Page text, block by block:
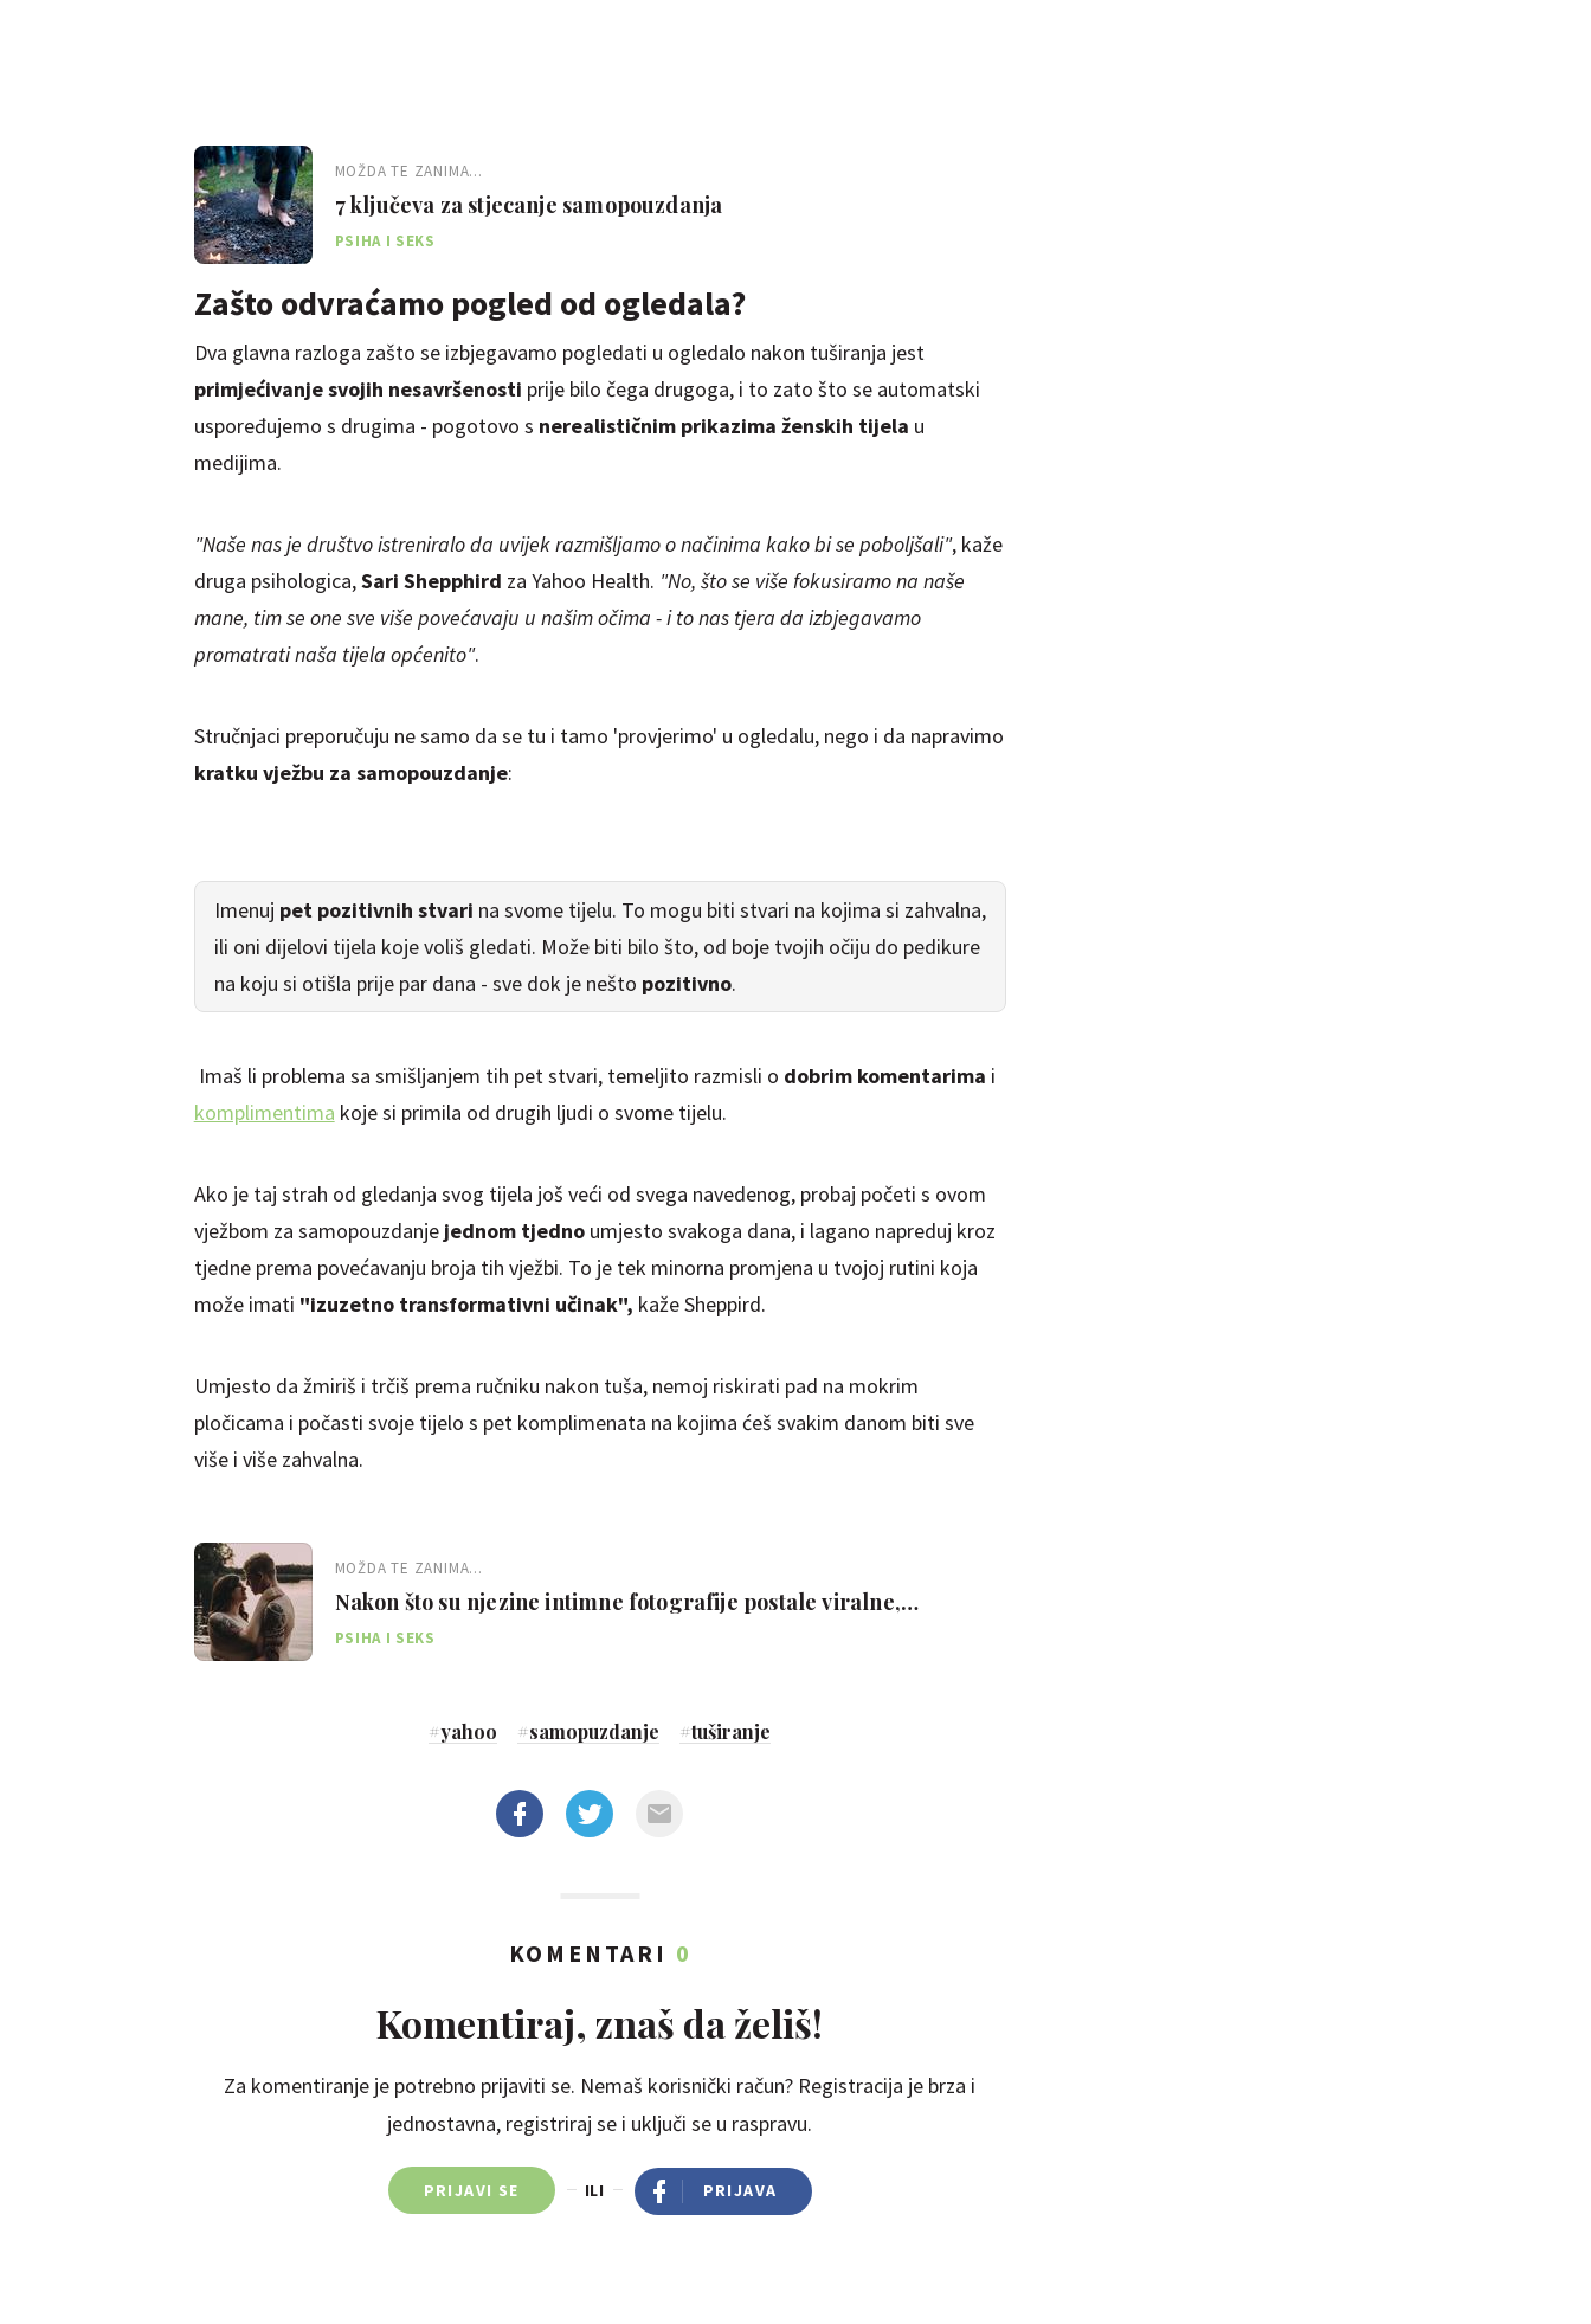
MOŽDA TE ZANIMA...
7 ključeva za stjecanje samopouzdanja
PSIHA I SEKS
Zašto odvraćamo pogled od ogledala?
Dva glavna razloga zašto se izbjegavamo pogledati u ogledalo nakon tuširanja jest
primjećivanje svojih nesavršenosti prije bilo čega drugoga, i to zato što se automatski
uspoređujemo s drugima - pogotovo s nerealističnim prikazima ženskih tijela u
medijima.
"Naše nas je društvo istreniralo da uvijek razmišljamo o načinima kako bi se poboljšali", kaže
druga psihologica,Sari Shepphird za Yahoo Health. "No, što se više fokusiramo na naše
mane, tim se one sve više povećavaju u našim očima - i to nas tjera da izbjegavamo
promatrati naša tijela općenito".
Stručnjaci preporučuju ne samo da se tu i tamo 'provjerimo' u ogledalu, nego i da napravimo
kratku vježbu za samopouzdanje:
Imenuj pet pozitivnih stvari na svome tijelu. To mogu biti stvari na kojima si zahvalna,
ili oni dijelovi tijela koje voliš gledati. Može biti bilo što, od boje tvojih očiju do pedikure
na koju si otišla prije par dana - sve dok je nešto pozitivno.
Imaš li problema sa smišljanjem tih pet stvari, temeljito razmisli o dobrim komentarima i
komplimentima koje si primila od drugih ljudi o svome tijelu.
Ako je taj strah od gledanja svog tijela još veći od svega navedenog, probaj početi s ovom
vježbom za samopouzdanje jednom tjednoumjesto svakoga dana, i lagano napreduj kroz
tjedne prema povećavanju broja tih vježbi. To je tek minorna promjena u tvojoj rutini koja
može imati "izuzetno transformativni učinak", kaže Sheppird.
Umjesto da žmiriš i trčiš prema ručniku nakon tuša, nemoj riskirati pad na mokrim
pločicama i počasti svoje tijelo s pet komplimenata na kojima ćeš svakim danom biti sve
više i više zahvalna.
MOŽDA TE ZANIMA...
Nakon što su njezine intimne fotografije postale viralne,
"izliječila" je samopouzdanje
PSIHA I SEKS
#yahoo #samopuzdanje #tuširanje
KOMENTARI 0
Komentiraj, znaš da želiš!
Za komentiranje je potrebno prijaviti se. Nemaš korisnički račun? Registracija je brza i
jednostavna, registriraj se i uključi se u raspravu.
PRIJAVI SE ILI PRIJAVA